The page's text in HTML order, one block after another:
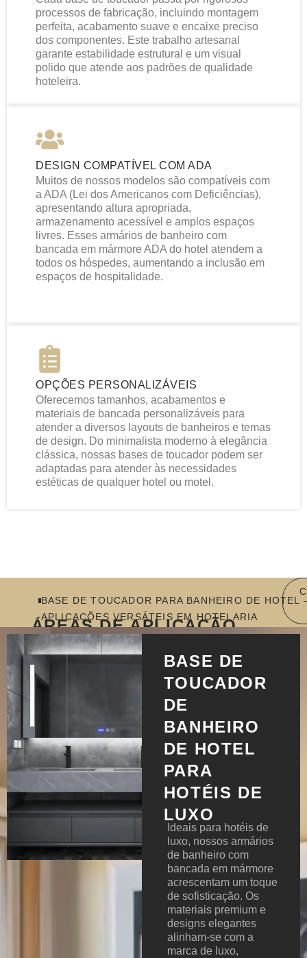
processos de fabricação, incluindo montagem
perfeita, acabamento suave e encaixe preciso
dos componentes. Este trabalho artesanal
garante estabilidade estrutural e um visual
polido que atende aos padrões de qualidade
hoteleira.
DESIGN COMPATÍVEL COM ADA
Muitos de nossos modelos são compatíveis com
a ADA (Lei dos Americanos com Deficiências),
apresentando altura apropriada,
armazenamento acessível e amplos espaços
livres. Esses armários de banheiro com
bancada em mármore ADA do hotel atendem a
todos os hóspedes, aumentando a inclusão em
espaços de hospitalidade.
OPÇÕES PERSONALIZÁVEIS
Oferecemos tamanhos, acabamentos e
materiais de bancada personalizáveis ​​para
atender a diversos layouts de banheiros e temas
de design. Do minimalista moderno à elegância
clássica, nossas bases de toucador podem ser
adaptadas para atender às necessidades
estéticas de qualquer hotel ou motel.
BASE DE TOUCADOR PARA BANHEIRO DE HOTEL
APLICAÇÕES VERSÁTEIS EM HOTELARIA
ÁREAS DE APLICAÇÃO
BASE DE
TOUCADOR
DE
BANHEIRO
DE HOTEL
PARA
HOTÉIS DE
LUXO
Ideais para hotéis de
luxo, nossos armários
de banheiro com
bancada em mármore
acrescentam um toque
de sofisticação. Os
materiais premium e
designs elegantes
alinham-se com a
marca de luxo,